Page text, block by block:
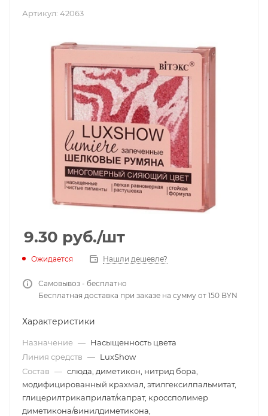
Артикул: 42063
9.30 руб./шт
Ожидается Нашли дешевле?
Самовывоз - бесплатно
Бесплатная доставка при заказе на сумму от 150 BYN
Характеристики
Назначение — Насыщенность цвета
Линия средств — LuxShow
Состав — слюда, диметикон, нитрид бора,
модифицированный крахмал, этилгексилпальмитат,
глицерилтрикаприлат/капрат, кроссполимер
диметикона/винилдиметикона,